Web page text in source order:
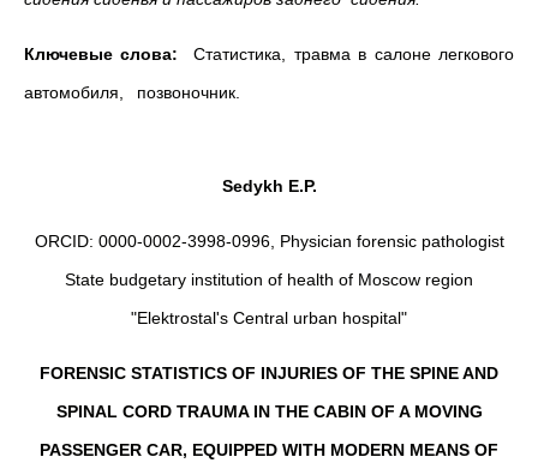
Ключевые слова: Статистика, травма в салоне легкового
автомобиля, позвоночник.
Sedykh E.P.
ORCID: 0000-0002-3998-0996, Physician forensic pathologist
State budgetary institution of health of Moscow region
"Elektrostal's Central urban hospital"
FORENSIC STATISTICS OF INJURIES OF THE SPINE AND
SPINAL CORD TRAUMA IN THE CABIN OF A MOVING
PASSENGER CAR, EQUIPPED WITH MODERN MEANS OF